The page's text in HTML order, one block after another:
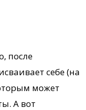
после
себе (на
может
А вот